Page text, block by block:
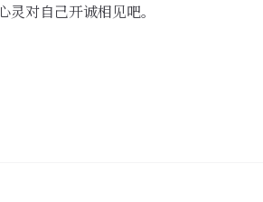
对自己开诚相见吧。